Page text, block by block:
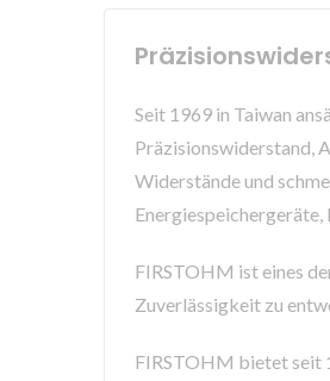
Seit 1969 in Taiwan
Präzisionswiderstand,
Widerstände und
FIRSTOHM ist eines
Zuverlässigkeit zu
FIRSTOHM bietet seit